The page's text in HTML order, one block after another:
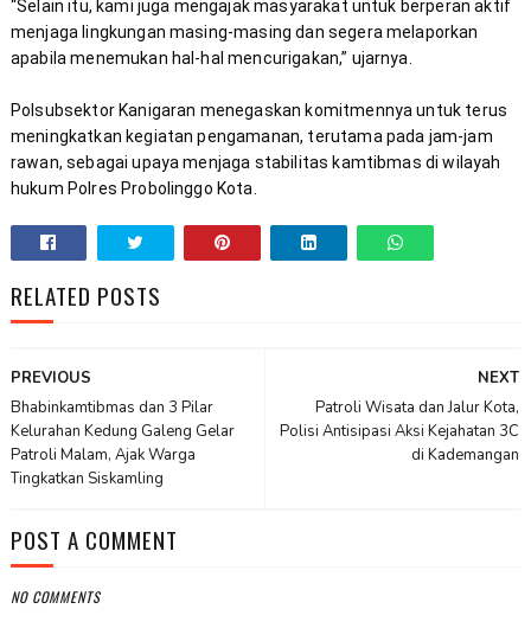
“Selain itu, kami juga mengajak masyarakat untuk berperan aktif
menjaga lingkungan masing-masing dan segera melaporkan
Polsubsektor Kanigaran menegaskan komitmennya untuk terus
meningkatkan kegiatan pengamanan, terutama pada jam-jam
rawan, sebagai upaya menjaga stabilitas kamtibmas di wilayah
hukum Polres Probolinggo Kota.
RELATED POSTS
NEXT
Patroli Wisata dan Jalur Kota,
Polisi Antisipasi Aksi Kejahatan 3C
di Kademangan
PREVIOUS
Bhabinkamtibmas dan 3 Pilar
Kelurahan Kedung Galeng Gelar
Patroli Malam, Ajak Warga
Tingkatkan Siskamling
POST A COMMENT
NO COMMENTS